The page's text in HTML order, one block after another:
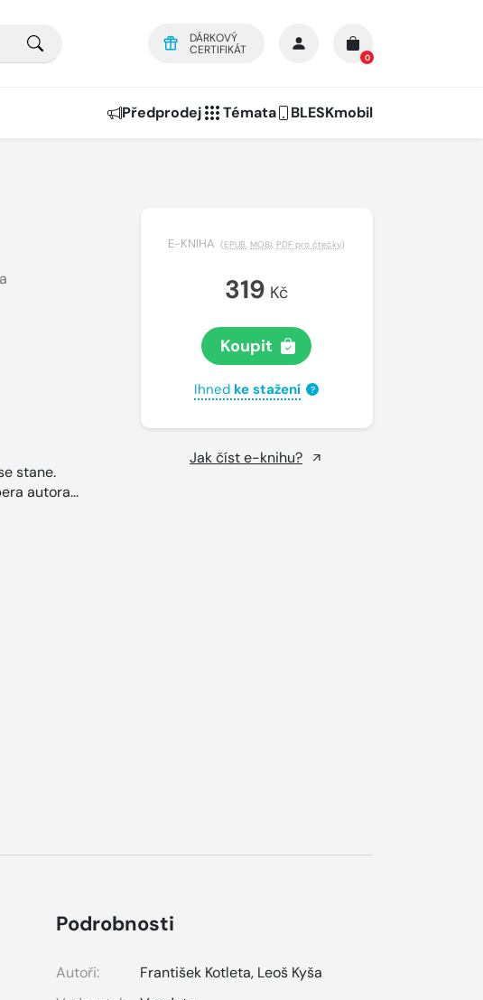
DÁRKOVÝ
CERTIFIKÁT
0
Předprodej Témata BLESKmobil
stane.
autora...
E-KNIHA (EPUB, MOBI, PDF pro čtečky)
319 Kč
Koupit
Ihned ke stažení ?
Jak číst e-knihu?
Podrobnosti
Autoři: František Kotleta, Leoš Kyša